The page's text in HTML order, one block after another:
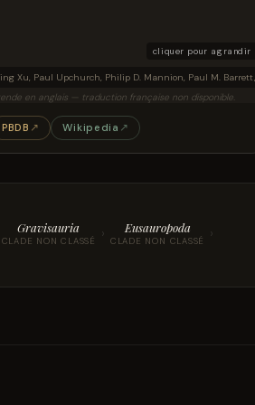
cliquer pour agrandir
reconstruction and exemplar skeletal remains of
Xu, Paul Upchurch, Philip D. Mannion, Paul M.
en anglais — traduction française non disponible.
PBDB ↗ Wikipedia ↗
Gravisauria
CLADE NON CLASSÉ › Eusauropoda
CLADE NON CLASSÉ ›